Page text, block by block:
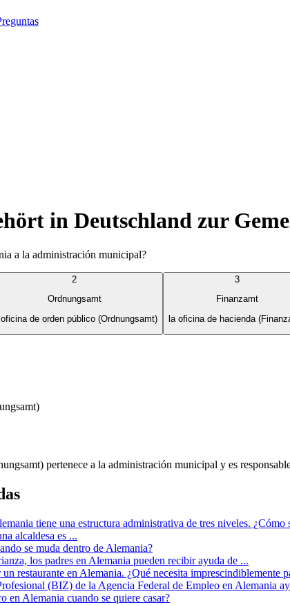
in Deutschland zur
a la administración municipal?
2
Ordnungsamt
de orden público (Ordnungsamt)
3
Finanzamt
la oficina de hacienda
pertenece a la administración municipal y es
tiene una estructura administrativa de tres niveles.
alcaldesa es ...
se muda dentro de Alemania?
los padres en Alemania pueden recibir ayuda de ...
restaurante en Alemania. ¿Qué necesita imprescindiblemente
(BIZ) de la Agencia Federal de Empleo en Alemania
en Alemania cuando se quiere casar?